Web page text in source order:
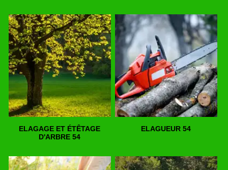
ELAGAGE ET ÉTÊTAGE
D'ARBRE 54
ELAGUEUR 54